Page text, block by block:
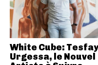
White Cube:
Urgessa, le Nouvel